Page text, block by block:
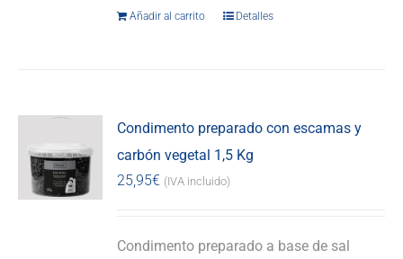
Añadir al carrito Detalles
Condimento preparado con escamas y
carbón vegetal 1,5 Kg
25,95€ (IVA incluido)
Condimento preparado a base de sal